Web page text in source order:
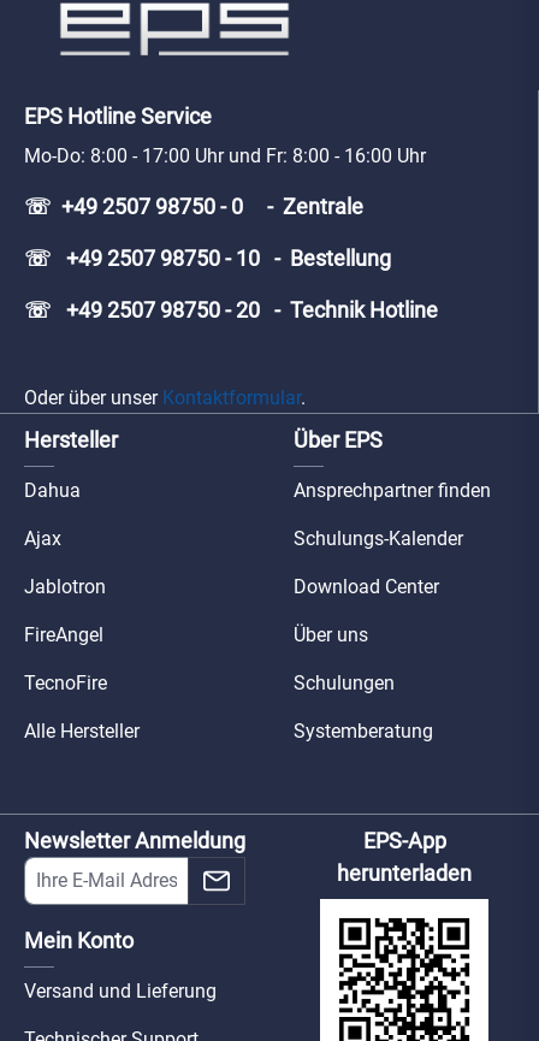
EPS Hotline Service
Mo-Do: 8:00 - 17:00 Uhr und Fr: 8:00 - 16:00 Uhr
☏ +49 2507 98750 - 0 - Zentrale
☏ +49 2507 98750 - 10 - Bestellung
☏ +49 2507 98750 - 20 - Technik Hotline
Oder über unser Kontaktformular.
Hersteller
Dahua
Ajax
Jablotron
FireAngel
TecnoFire
Alle Hersteller
Über EPS
Ansprechpartner finden
Schulungs-Kalender
Download Center
Über uns
Schulungen
Systemberatung
Newsletter Anmeldung
Mein Konto
Versand und Lieferung
EPS-App
herunterladen